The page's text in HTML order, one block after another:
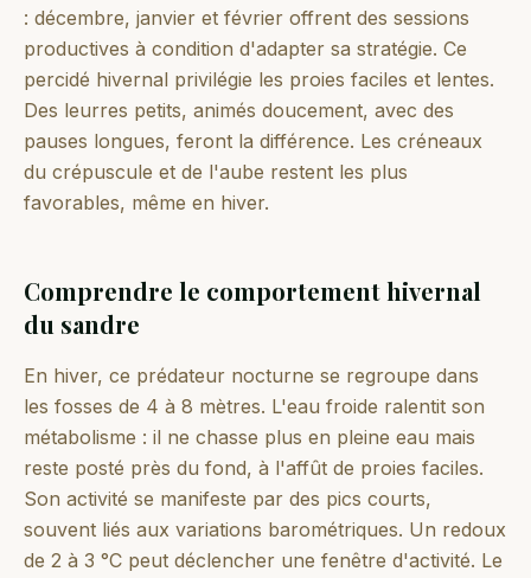
: décembre, janvier et février offrent des sessions
productives à condition d'adapter sa stratégie. Ce
percidé hivernal privilégie les proies faciles et lentes.
Des leurres petits, animés doucement, avec des
pauses longues, feront la différence. Les créneaux
du crépuscule et de l'aube restent les plus
favorables, même en hiver.
Comprendre le comportement hivernal
du sandre
En hiver, ce prédateur nocturne se regroupe dans
les fosses de 4 à 8 mètres. L'eau froide ralentit son
métabolisme : il ne chasse plus en pleine eau mais
reste posté près du fond, à l'affût de proies faciles.
Son activité se manifeste par des pics courts,
souvent liés aux variations barométriques. Un redoux
de 2 à 3 °C peut déclencher une fenêtre d'activité. Le